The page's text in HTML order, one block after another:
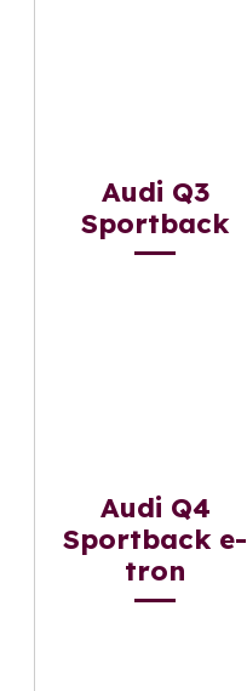
Audi Q3
Sportback
Audi Q4
Sportback e-
tron